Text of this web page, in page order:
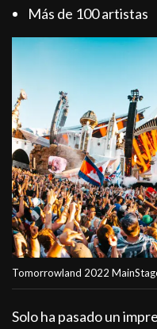
Más de 100 artistas
Tomorrowland 2022
Solo ha pasado un